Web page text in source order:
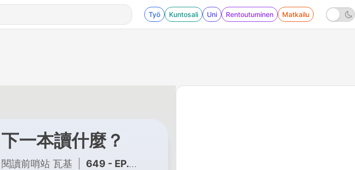
Työ Kuntosali Uni Rentoutuminen Matkailu
下一本讀什麼？
閱讀前哨站 瓦基 649 - EP.633 《大人學選擇》讀後心得：別當螺絲釘，要成為發電機